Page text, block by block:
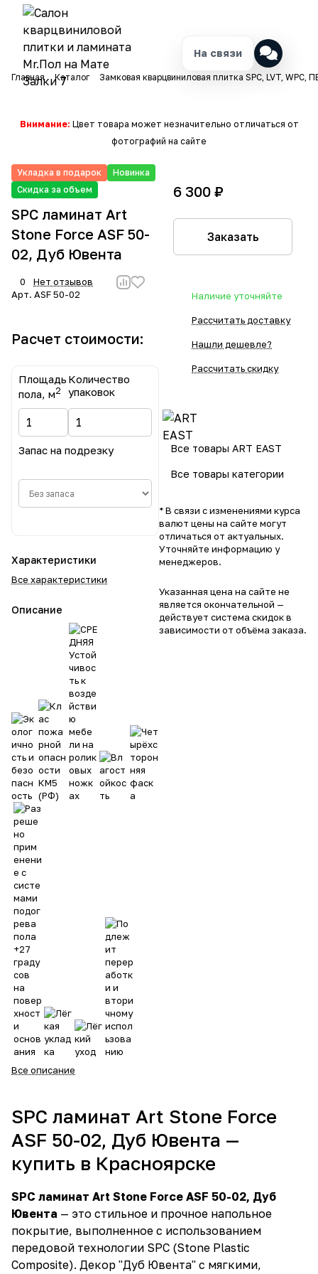
Главная Каталог Замковая кварцвиниловая плитка SPC, LVT, WPC,
Внимание: Цвет товара может незначительно отличаться от
фотографий на сайте
Укладка в подарок
Новинка
Скидка за объем
SPC ламинат Art
Stone Force ASF 50-
02, Дуб Ювента
0
Нет отзывов
Арт. ASF 50-02
Расчет стоимости:
Площадь
пола, м2
Количество
упаковок
Запас на подрезку
Характеристики
Все характеристики
Описание
Все описание
6 300 ₽
Заказать
Наличие уточняйте
Рассчитать доставку
Нашли дешевле?
Рассчитать скидку
Все товары ART EAST
Все товары категории
* В связи с изменениями курса
валют цены на сайте могут
отличаться от актуальных.
Уточняйте информацию у
менеджеров.
Указанная цена на сайте не
является окончательной —
действует система скидок в
зависимости от объёма заказа.
SPC ламинат Art Stone Force
ASF 50-02, Дуб Ювента —
купить в Красноярске
SPC ламинат Art Stone Force ASF 50-02, Дуб
Ювента — это стильное и прочное напольное
покрытие, выполненное с использованием
передовой технологии SPC (Stone Plastic
Composite). Декор "Дуб Ювента" с мягкими,
На связи